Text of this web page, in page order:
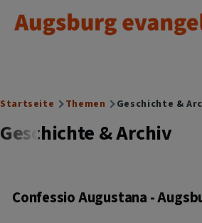
Augsburg evangelisch.
Breadcrumb
Startseite Themen Geschichte &
Geschichte & Archiv
Confessio Augustana -